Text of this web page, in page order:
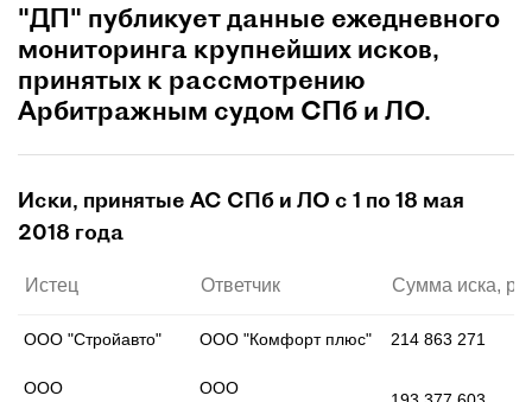
"ДП" публикует данные ежедневного
мониторинга крупнейших исков,
принятых к рассмотрению
Арбитражным судом СПб и ЛО.
Иски, принятые АС СПб и ЛО с 1 по 18 мая
2018 года
Истец Ответчик Сумма иска,
ООО "Стройавто" ООО "Комфорт плюс" 214 863 271
ООО
ООО